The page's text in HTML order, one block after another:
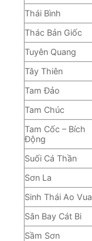
Thái Bình
Thác Bản Giốc
Tuyên Quang
Tây Thiên
Tam Đảo
Tam Chúc
Tam Cốc – Bích
Động
Suối Cá Thần
Sơn La
Sinh Thái Ao Vua
Sân Bay Cát Bi
Sầm Sơn